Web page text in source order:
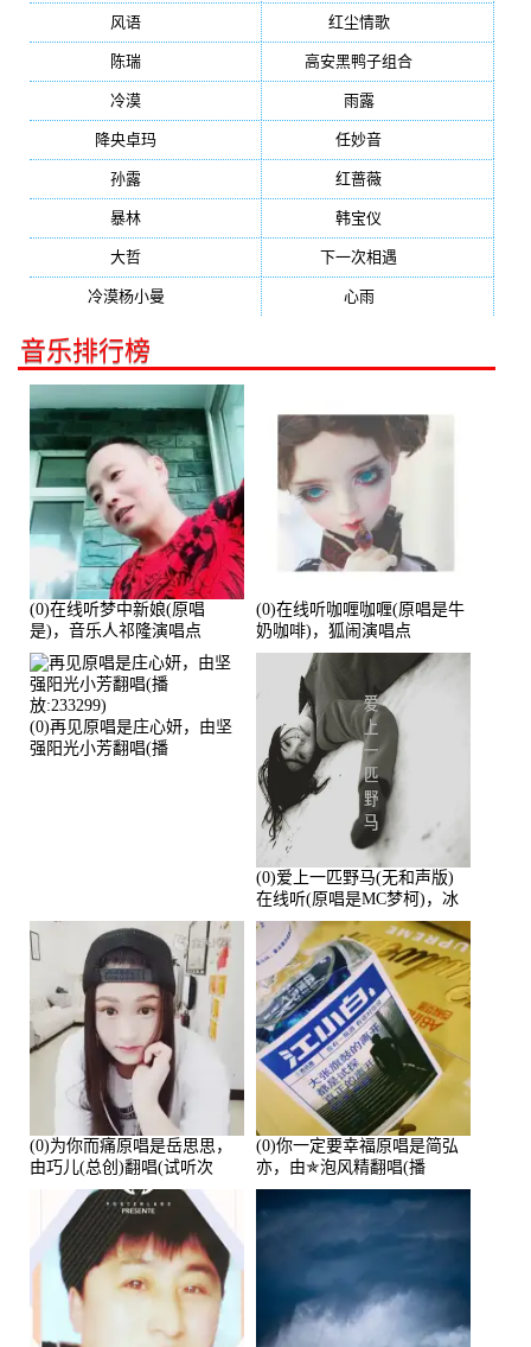
风语 红尘情歌(472)
陈瑞 高安黑鸭子组合
冷漠 雨露(350)
降央卓玛 任妙音
孙露 红蔷薇
暴林 韩宝仪
大哲 下一次相遇
冷漠杨小曼 心雨(232)
音乐排行榜
(0)在线听梦中新娘(原唱
是)，音乐人祁隆演唱点
播:2713192次
(0)在线听咖喱咖喱(原唱是牛
奶咖啡)，狐闹演唱点
播:287579次
(0)再见原唱是庄心妍，由坚
强阳光小芳翻唱(播
(0)爱上一匹野马(无和声版)
在线听(原唱是MC梦柯)，冰
鑫Asce演唱点播:178815次
(0)为你而痛原唱是岳思思，
由巧儿(总创)翻唱(试听次
数:108697)
(0)你一定要幸福原唱是简弘
亦，由✯泡风精翻唱(播
放:102381)